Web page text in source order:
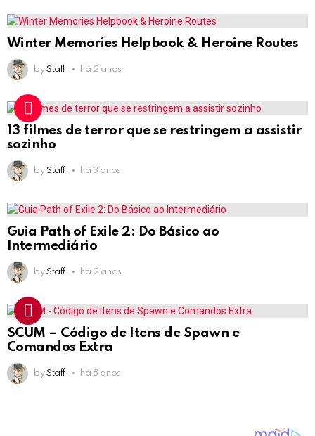
Winter Memories Helpbook & Heroine Routes
by Staff há 2 anos
13 filmes de terror que se restringem a assistir
sozinho
by Staff há 3 anos
Guia Path of Exile 2: Do Básico ao
Intermediário
by Staff há 2 anos
SCUM – Código de Itens de Spawn e
Comandos Extra
by Staff há 8 anos